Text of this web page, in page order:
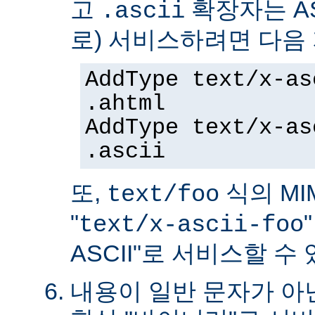
고 .ascii 확장자는
로) 서비스하려면 다
AddType text/x-
.ahtml
AddType text/x-
.ascii
또, text/foo 식의
"text/x-ascii-foo
ASCII"로 서비스할 수
내용이 일반 문자가 아